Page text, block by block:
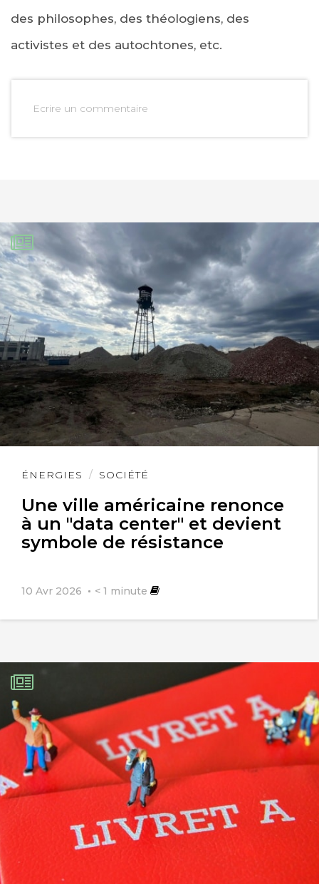
des philosophes, des théologiens, des
activistes et des autochtones, etc.
Ecrire un commentaire
ÉNERGIES SOCIÉTÉ
Une ville américaine renonce
à un "data center" et devient
symbole de résistance
10 Avr 2026 < 1 minute
Lire